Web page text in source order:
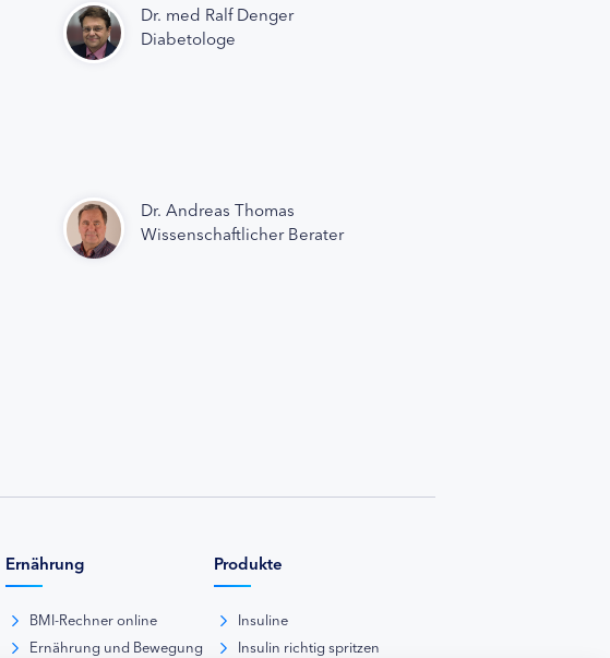
Dr. med Ralf Denger
Diabetologe
Dr. Andreas Thomas
Wissenschaftlicher Berater
Ernährung
BMI-Rechner online
Ernährung und Bewegung
Produkte
Insuline
Insulin richtig spritzen